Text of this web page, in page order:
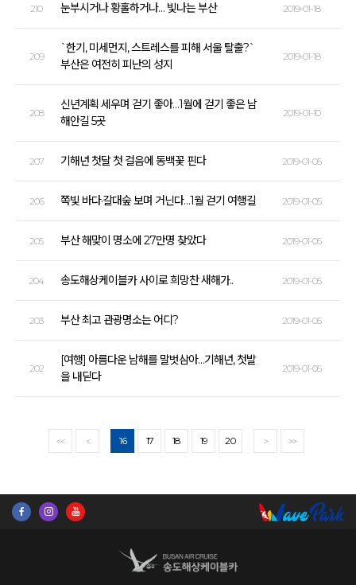
210 눈부시거나 황홀하거나… 빛나는 부산 2019-01-18
209
`한기, 미세먼지, 스트레스를 피해 서울 탈출?`
부산은 여전히 피난의 성지
2019-01-18
208
신년계획 세우며 걷기 좋아…1월에 걷기 좋은 남
해안길 5곳
2019-01-10
207 기해년 첫달 첫 걸음에 동백꽃 핀다 2019-01-05
206 쪽빛 바다·갈대숲 보며 거닌다…1월 걷기 여행길 2019-01-05
205 부산 해맞이 명소에 27만명 찾았다 2019-01-05
204 송도해상케이블카 사이로 희망찬 새해가.. 2019-01-05
203 부산 최고 관광명소는 어디? 2019-01-05
202
[여행] 아름다운 남해를 말벗삼아…기해년, 첫발
을 내딛다
2019-01-05
<< < 16 17 18 19 20 > >>